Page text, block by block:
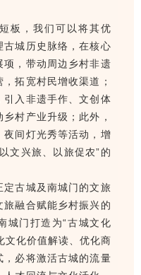
板，我们可以将其优
城历史脉络，在核心
，带动周边乡村非遗
拓宽村民增收渠道；
引入非遗手作、文创体
村产业升级；此外，
间灯光秀等活动，增
文兴旅、以旅促农”的
古城及南城门的文旅
融合赋能乡村振兴的
城门打造为“古城文化
文化价值解读、优化商
，必将激活古城的流量